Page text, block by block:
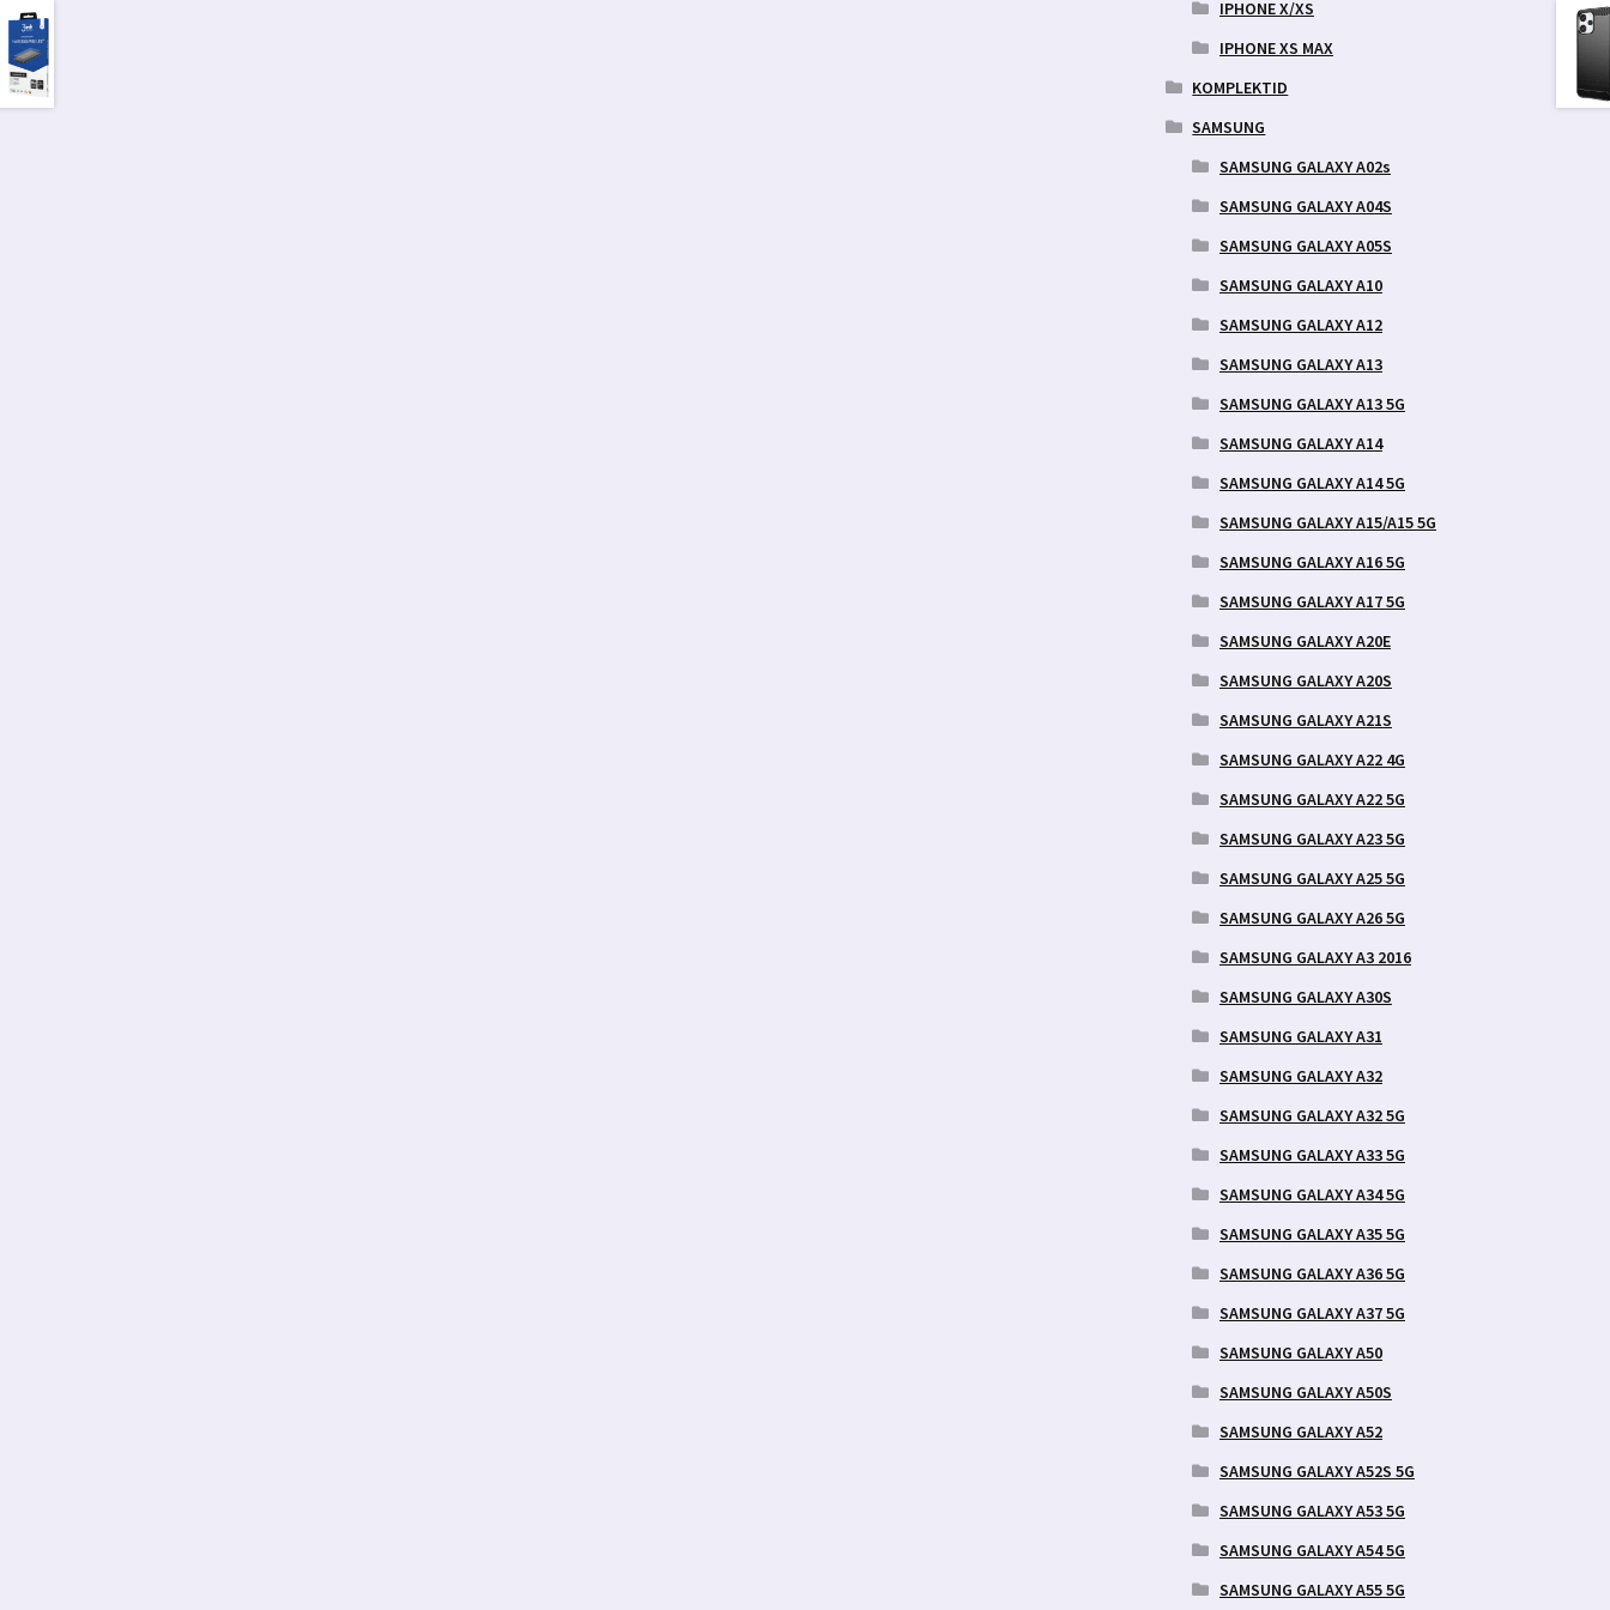
IPHONE X/XS
IPHONE XS MAX
KOMPLEKTID
SAMSUNG
SAMSUNG GALAXY A02s
SAMSUNG GALAXY A04S
SAMSUNG GALAXY A05S
SAMSUNG GALAXY A10
SAMSUNG GALAXY A12
SAMSUNG GALAXY A13
SAMSUNG GALAXY A13 5G
SAMSUNG GALAXY A14
SAMSUNG GALAXY A14 5G
SAMSUNG GALAXY A15/A15 5G
SAMSUNG GALAXY A16 5G
SAMSUNG GALAXY A17 5G
SAMSUNG GALAXY A20E
SAMSUNG GALAXY A20S
SAMSUNG GALAXY A21S
SAMSUNG GALAXY A22 4G
SAMSUNG GALAXY A22 5G
SAMSUNG GALAXY A23 5G
SAMSUNG GALAXY A25 5G
SAMSUNG GALAXY A26 5G
SAMSUNG GALAXY A3 2016
SAMSUNG GALAXY A30S
SAMSUNG GALAXY A31
SAMSUNG GALAXY A32
SAMSUNG GALAXY A32 5G
SAMSUNG GALAXY A33 5G
SAMSUNG GALAXY A34 5G
SAMSUNG GALAXY A35 5G
SAMSUNG GALAXY A36 5G
SAMSUNG GALAXY A37 5G
SAMSUNG GALAXY A50
SAMSUNG GALAXY A50S
SAMSUNG GALAXY A52
SAMSUNG GALAXY A52S 5G
SAMSUNG GALAXY A53 5G
SAMSUNG GALAXY A54 5G
SAMSUNG GALAXY A55 5G